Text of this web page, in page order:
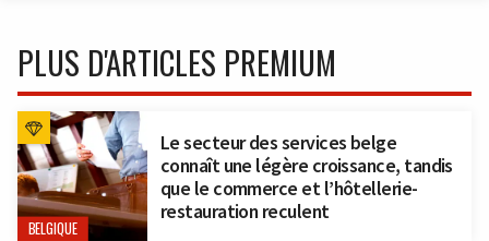
PLUS D'ARTICLES PREMIUM
BELGIQUE
Le secteur des services belge
connaît une légère croissance, tandis
que le commerce et l’hôtellerie-
restauration reculent